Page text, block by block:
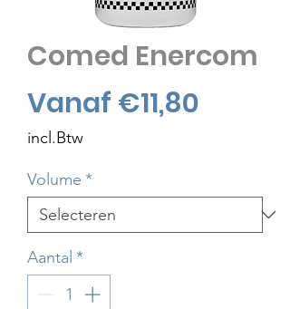
Comed Enercom
Vanaf €11,80
incl.Btw
Volume *
Aantal *